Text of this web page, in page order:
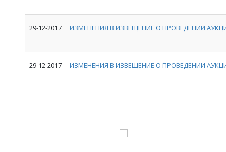
29-12-2017 ИЗМЕНЕНИЯ В ИЗВЕЩЕНИЕ О ПРОВЕДЕНИИ
29-12-2017 ИЗМЕНЕНИЯ В ИЗВЕЩЕНИЕ О ПРОВЕДЕНИИ